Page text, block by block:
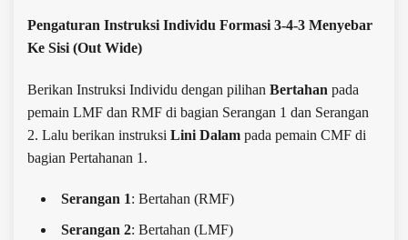
Pengaturan Instruksi Individu Formasi 3-4-3 Menyebar
Ke Sisi (Out Wide)
Berikan Instruksi Individu dengan pilihan Bertahan pada
pemain LMF dan RMF di bagian Serangan 1 dan Serangan
2. Lalu berikan instruksi Lini Dalam pada pemain CMF di
bagian Pertahanan 1.
Serangan 1: Bertahan (RMF)
Serangan 2: Bertahan (LMF)